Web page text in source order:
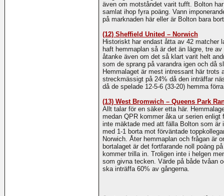
även om motståndet varit tufft. Bolton
samlat ihop fyra poäng. Vann
på marknaden här eller är Bolton bara
(12) Sheffield United – Norwich
Historiskt har endast åtta av 42 matcher
haft hemmaplan så är det än lägre, tre
åtanke även om det så klart varit helt
som de sprang på varandra igen och då
Hemmalaget är mest intressant här
streckmässigt på 24% då den inträffar
då de spelade 12-5-6 (33-20) hemma
(13) West Bromwich – Queens Park
Allt talar för en säker etta här.
medan QPR kommer åka ur serien
inte mäktade med att fälla Bolton som
med 1-1 borta mot förväntade
Norwich. Åter hemmaplan och frågan är
bortalaget är det fortfarande noll poäng
kommer trilla in. Troligen inte i helgen
som givna tecken. Värde på både tvåan
ska inträffa 60% av gångerna.